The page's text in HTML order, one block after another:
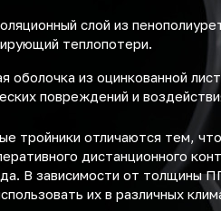
слой из
теплопотери.
оболочка из оцинкованной
повреждений и
тройники отличаются тем,
дистанционного
В зависимости от толщины
их в различных